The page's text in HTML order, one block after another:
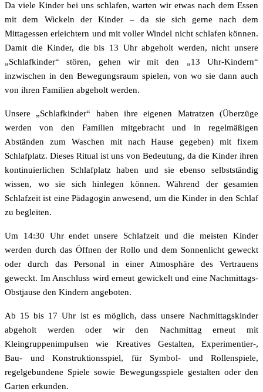
Da viele Kinder bei uns schlafen, warten wir etwas nach dem Essen
mit dem Wickeln der Kinder – da sie sich gerne nach dem
Mittagessen erleichtern und mit voller Windel nicht schlafen können.
Damit die Kinder, die bis 13 Uhr abgeholt werden, nicht unsere
„Schlafkinder“ stören, gehen wir mit den „13 Uhr-Kindern“
inzwischen in den Bewegungsraum spielen, von wo sie dann auch
von ihren Familien abgeholt werden.
Unsere „Schlafkinder“ haben ihre eigenen Matratzen (Überzüge
werden von den Familien mitgebracht und in regelmäßigen
Abständen zum Waschen mit nach Hause gegeben) mit fixem
Schlafplatz. Dieses Ritual ist uns von Bedeutung, da die Kinder ihren
kontinuierlichen Schlafplatz haben und sie ebenso selbstständig
wissen, wo sie sich hinlegen können. Während der gesamten
Schlafzeit ist eine Pädagogin anwesend, um die Kinder in den Schlaf
zu begleiten.
Um 14:30 Uhr endet unsere Schlafzeit und die meisten Kinder
werden durch das Öffnen der Rollo und dem Sonnenlicht geweckt
oder durch das Personal in einer Atmosphäre des Vertrauens
geweckt. Im Anschluss wird erneut gewickelt und eine Nachmittags-
Obstjause den Kindern angeboten.
Ab 15 bis 17 Uhr ist es möglich, dass unsere Nachmittagskinder
abgeholt werden oder wir den Nachmittag erneut mit
Kleingruppenimpulsen wie Kreatives Gestalten, Experimentier-,
Bau- und Konstruktionsspiel, für Symbol- und Rollenspiele,
regelgebundene Spiele sowie Bewegungsspiele gestalten oder den
Garten erkunden.